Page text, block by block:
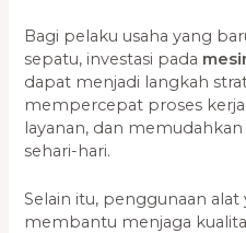
Bagi pelaku usaha yang
sepatu, investasi pada
dapat menjadi langkah
mempercepat proses
layanan, dan
sehari-hari.
Selain itu, penggunaan
membantu menjaga